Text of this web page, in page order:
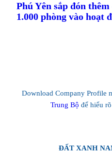
Phú Yên sắp đón
1.000 phòng vào hoạt
Download Company Profile
Trung Bộ để hiểu
ĐẤT XANH